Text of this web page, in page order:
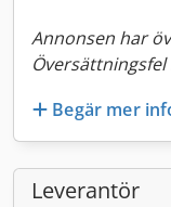
Annonsen har
Begär mer
Leverantör